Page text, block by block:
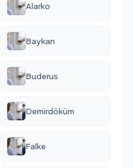
Alarko
Baykan
Buderus
Demirdöküm
Falke